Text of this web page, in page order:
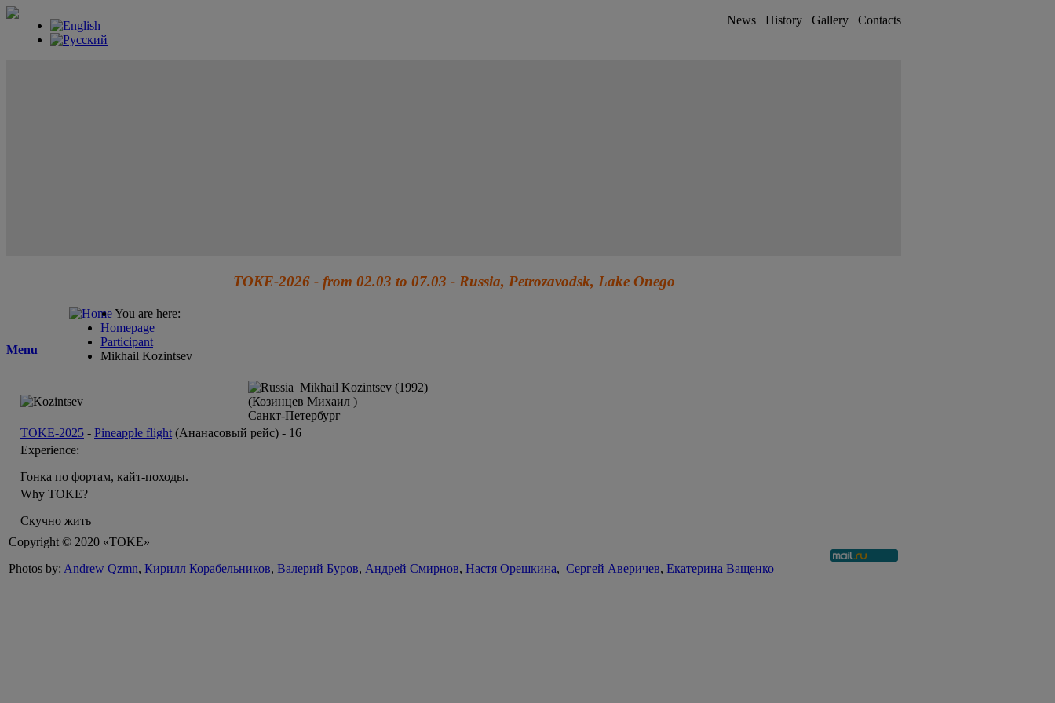
News History Gallery Contacts
TOKE-2026 - from 02.03 to 07.03 - Russia, Petrozavodsk, Lake Onego
Menu
You are here:
Homepage
Participant
Mikhail Kozintsev
Mikhail Kozintsev (1992)
(Козинцев Михаил )
Санкт-Петербург
TOKE-2025 - Pineapple flight (Ананасовый рейс) - 16
Experience:
Гонка по фортам, кайт-походы.
Why TOKE?
Скучно жить
Copyright © 2020 «TOKE»
Photos by: Andrew Qzmn, Кирилл Корабельников, Валерий Буров, Андрей Смирнов, Настя Орешкина, Сергей Аверичев, Екатерина Ващенко